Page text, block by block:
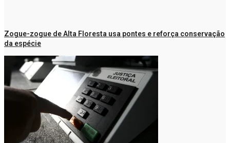
Zogue-zogue de Alta Floresta usa pontes e reforça conservação
da espécie